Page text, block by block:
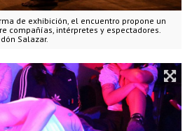
de exhibición, el encuentro propone un
compañías, intérpretes y espectadores.
Salazar.